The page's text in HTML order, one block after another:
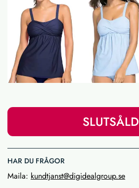
SLUTSÅLD
HAR DU FRÅGOR
Maila: kundtjanst@digidealgroup.se